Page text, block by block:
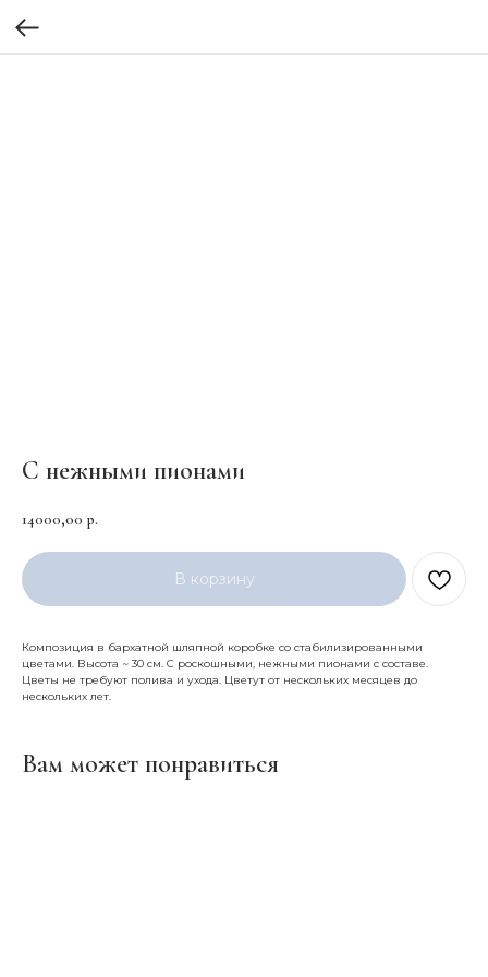
С нежными пионами
14000,00 р.
В корзину
Композиция в бархатной шляпной коробке со стабилизированными
цветами. Высота ~ 30 см. С роскошными, нежными пионами с составе.
Цветы не требуют полива и ухода. Цветут от нескольких месяцев до
нескольких лет.
Вам может понравиться